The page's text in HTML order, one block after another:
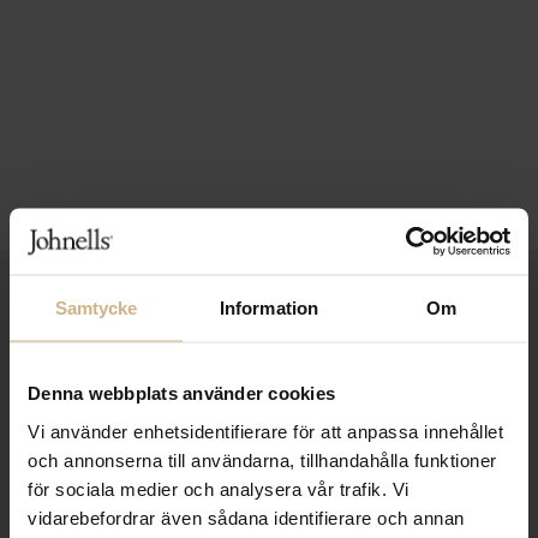
Samtycke Information Om
Denna webbplats använder cookies
Vi använder enhetsidentifierare för att anpassa innehållet
och annonserna till användarna, tillhandahålla funktioner
för sociala medier och analysera vår trafik. Vi
vidarebefordrar även sådana identifierare och annan
SAMLA BONUS I KUNDKLUBBEN
Håll dig uppdaterad